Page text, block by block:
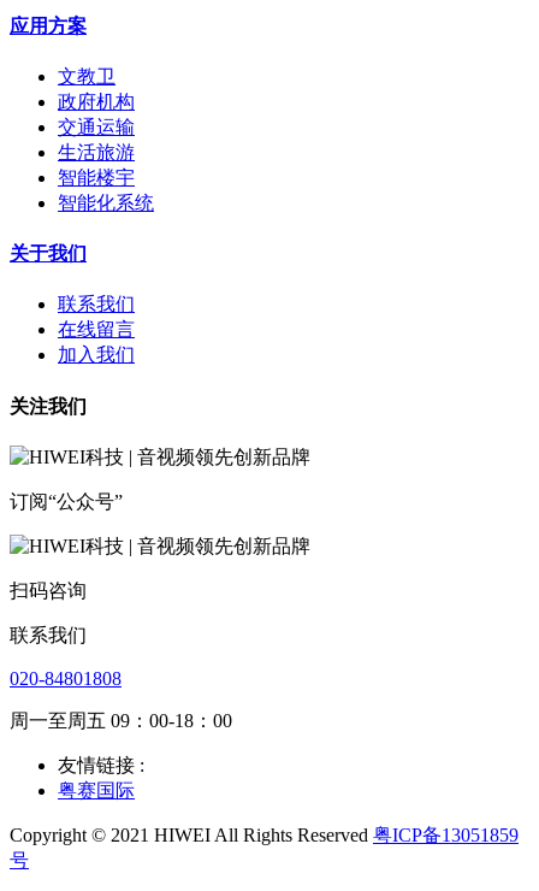
应用方案
文教卫
政府机构
交通运输
生活旅游
智能楼宇
智能化系统
关于我们
联系我们
在线留言
加入我们
关注我们
订阅“公众号”
扫码咨询
联系我们
020-84801808
周一至周五 09：00-18：00
友情链接 :
粤赛国际
Copyright © 2021 HIWEI All Rights Reserved 粤ICP备13051859
号